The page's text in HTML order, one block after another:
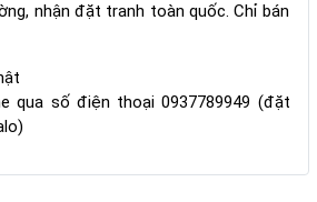
nhận đặt tranh toàn quốc. Chỉ bán
qua số điện thoại 0937789949 (đặt